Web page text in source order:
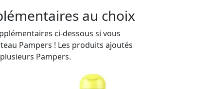
au choix
ci-dessous si vous
Pampers ! Les produits ajoutés
Pampers.